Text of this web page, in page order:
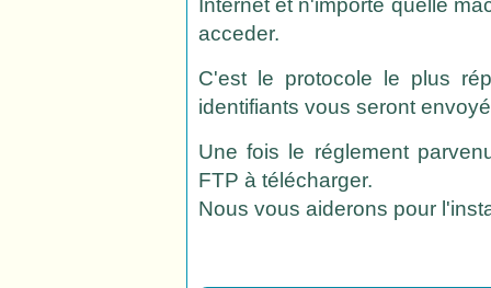
acceder.
C'est le protocole le plus
identifiants vous seront
Une fois le réglement
FTP à télécharger.
Nous vous aiderons pour